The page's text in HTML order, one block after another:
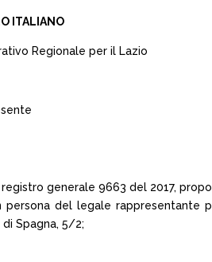
ITALIANO
Regionale per il Lazio
generale 9663 del 2017,
persona del legale
Spagna, 5/2;